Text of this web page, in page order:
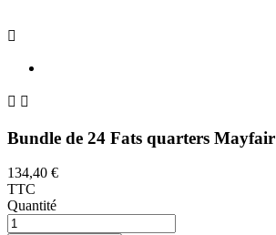

 
Bundle de 24 Fats quarters Mayfair
134,40 €
TTC
Quantité